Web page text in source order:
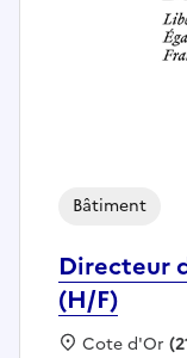
Directeur
(H/F)
Bâtiment
Localisation
Cote d'Or